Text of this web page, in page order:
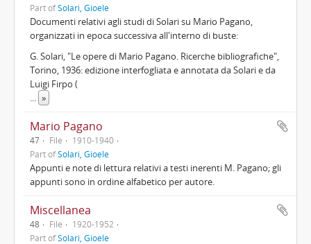
Part ofSolari, Gioele
Documenti relativi agli studi di Solari su Mario Pagano,
organizzati in epoca successiva all'interno di buste:
G. Solari, "Le opere di Mario Pagano. Ricerche bibliografiche",
Torino, 1936: edizione interfogliata e annotata da Solari e da
Luigi Firpo (
... »
Mario Pagano
47 File
1910-1940
Part ofSolari, Gioele
Appunti e note di lettura relativi a testi inerenti M. Pagano; gli
appunti sono in ordine alfabetico per autore.
Miscellanea
48 File
1920-1952
Part ofSolari, Gioele